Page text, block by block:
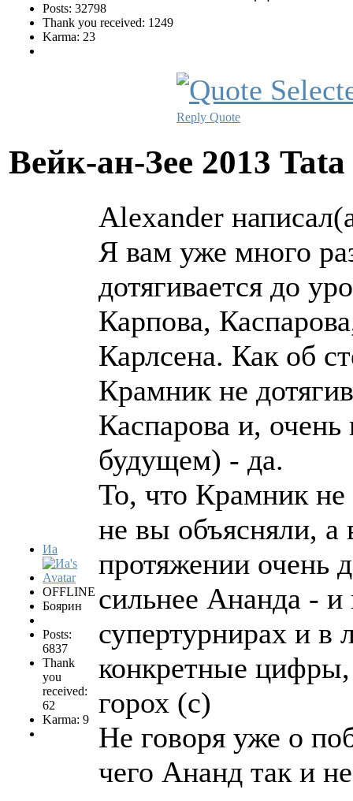
Posts: 32798
Thank you received: 1249
Karma: 23
Reply Quote
Вейк-ан-Зее 2013
Иа
OFFLINE
Боярин
Posts:
6837
Thank
you
received:
62
Karma: 9
Alexander
Я вам уже много
дотягивается до
Карпова,
Карлсена. Как об
Крамник не
Каспарова и,
будущем) - да.
То, что Крамник не
не вы объясняли, а
протяжении очень
сильнее Ананда -
супертурнирах и в
конкретные цифры,
горох (с)
Не говоря уже о
чего Ананд так и